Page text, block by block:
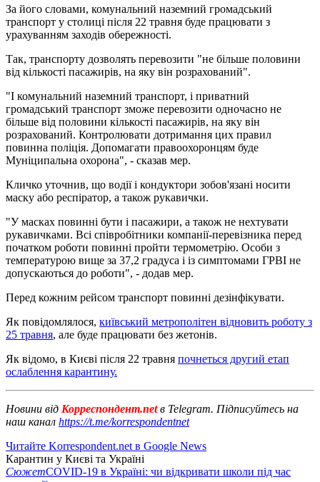
За його словами, комунальний наземний громадський
транспорт у столиці після 22 травня буде працювати з
урахуванням заходів обережності.
Так, транспорту дозволять перевозити "не більше половини
від кількості пасажирів, на яку він розрахований".
"І комунальний наземний транспорт, і приватний
громадський транспорт зможе перевозити одночасно не
більше від половини кількості пасажирів, на яку він
розрахований. Контролювати дотримання цих правил
повинна поліція. Допомагати правоохоронцям буде
Муніципальна охорона", - сказав мер.
Кличко уточнив, що водії і кондуктори зобов'язані носити
маску або респіратор, а також рукавички.
"У масках повинні бути і пасажири, а також не нехтувати
рукавичками. Всі співробітники компанії-перевізника перед
початком роботи повинні пройти термометрію. Особи з
температурою вище за 37,2 градуса і із симптомами ГРВІ не
допускаються до роботи", - додав мер.
Перед кожним рейсом транспорт повинні дезінфікувати.
Як повідомлялося, київський метрополітен відновить роботу з
25 травня, але буде працювати без жетонів.
Як відомо, в Києві після 22 травня почнеться другий етап
ослаблення карантину.
Новини від Корреспондент.netв Telegram. Підписуйтесь на
наш канал https://t.me/korrespondentnet
Читайте Korrespondent.net в Google News
Карантин у Києві та Україні
СюжетCOVID-19 в Україні: чи відкривати школи під час